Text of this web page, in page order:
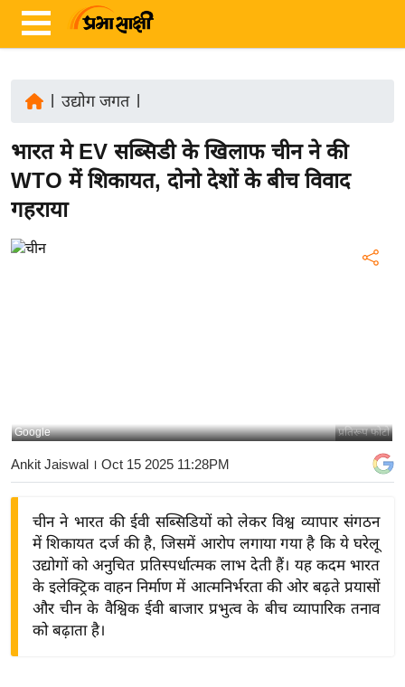
ज़ा
ख
र
रा
य
ज़
द्यो
उद्योग जगत|
भारत मे EV सब्सिडी के खिलाफ चीन ने की
WTO में शिकायत, दोनो देशों के बीच विवाद
गहराया
प्रतिरूप फोटो
Google
Ankit Jaiswal । Oct 15 2025 11:28PM
चीन ने भारत की ईवी सब्सिडियों को लेकर विश्व व्यापार संगठन
में शिकायत दर्ज की है, जिसमें आरोप लगाया गया है कि ये घरेलू
उद्योगों को अनुचित प्रतिस्पर्धात्मक लाभ देती हैं। यह कदम भारत
के इलेक्ट्रिक वाहन निर्माण में आत्मनिर्भरता की ओर बढ़ते प्रयासों
और चीन के वैश्विक ईवी बाजार प्रभुत्व के बीच व्यापारिक तनाव
को बढ़ाता है।